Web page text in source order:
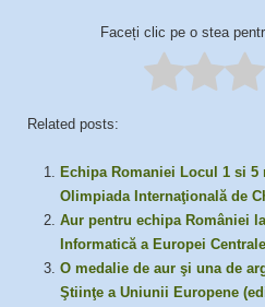
Faceți clic pe o stea
Related posts:
Echipa Romaniei Locul 1 si 5
Olimpiada Internaţională de
Aur pentru echipa României
Informatică a Europei Centrale
O medalie de aur şi una de
Ştiinţe a Uniunii Europene